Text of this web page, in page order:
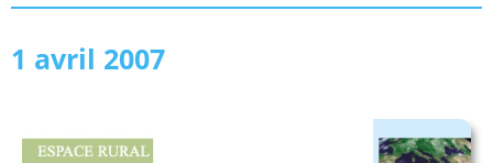
1 avril 2007